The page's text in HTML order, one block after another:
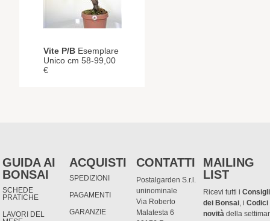
Vite P/B Esemplare
Unico cm 58-99,00
€
GUIDA AI
BONSAI
SCHEDE
PRATICHE
LAVORI DEL
ACQUISTI
SPEDIZIONI
PAGAMENTI
GARANZIE
CONTATTI
Postalgarden S.r.l.
uninominale
Via Roberto
Malatesta 6
MAILING
LIST
Ricevi tutti i
dei Bonsai, iCodici
novità della